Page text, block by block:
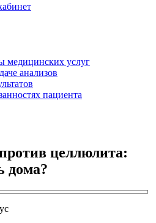
медицинских услуг
анализов
пациента
целлюлита:
дома?